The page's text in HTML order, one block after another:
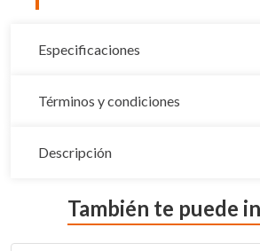
Especificaciones
Términos y condiciones
Descripción
También te puede